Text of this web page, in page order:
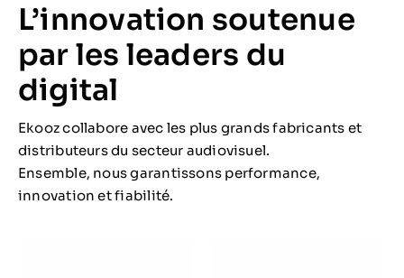
L’innovation soutenue
par les leaders du
digital
Ekooz collabore avec les plus grands fabricants et
distributeurs du secteur audiovisuel.
Ensemble, nous garantissons performance,
innovation et fiabilité.